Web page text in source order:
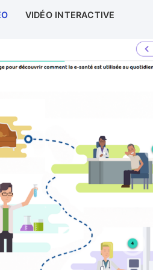
VIDÉO INTERACTIVE